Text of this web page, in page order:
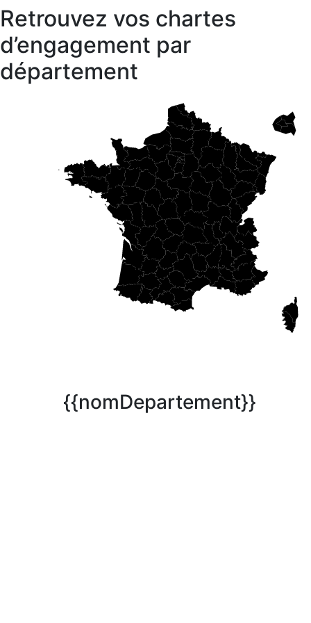
Retrouvez vos chartes
d’engagement par
département
{{nomDepartement}}